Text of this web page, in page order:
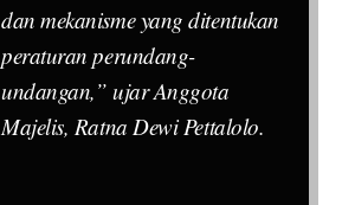
dan mekanisme yang ditentukan
peraturan perundang-
undangan,” ujar Anggota
Majelis, Ratna Dewi Pettalolo.